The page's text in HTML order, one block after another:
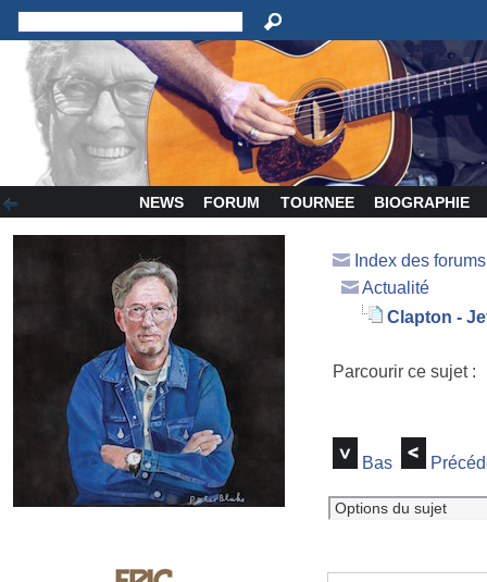
NEWS FORUM TOURNEE BIOGRAPHIE
Index des
Actualité
Clapton -
Parcourir ce sujet
Bas